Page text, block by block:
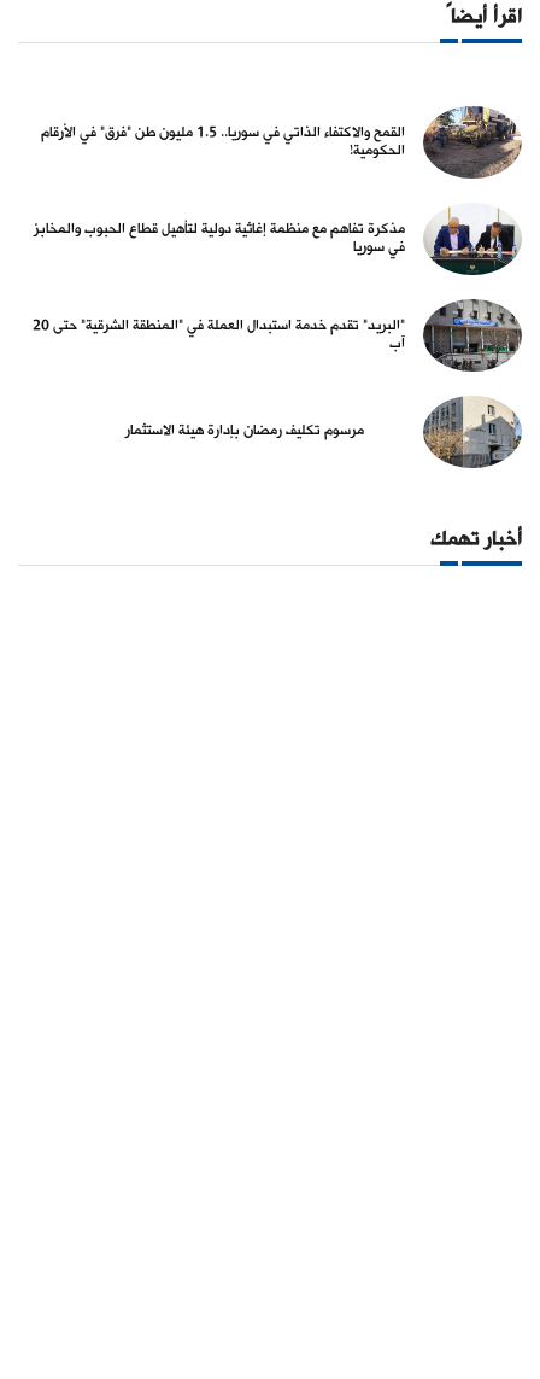
اقرأ أيضاً
القمح والاكتفاء الذاتي في سوريا.. 1.5 مليون طن "فرق" في الأرقام
الحكومية!
مذكرة تفاهم مع منظمة إغاثية دولية لتأهيل قطاع الحبوب والمخابز
في سوريا
"البريد" تقدم خدمة استبدال العملة في "المنطقة الشرقية" حتى 20
آب
مرسوم تكليف رمضان بإدارة هيئة الاستثمار
أخبار تهمك